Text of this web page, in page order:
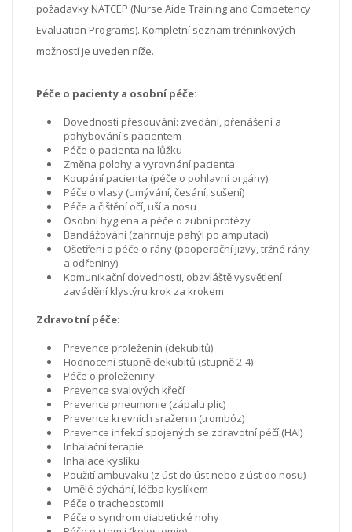
požadavky NATCEP (Nurse Aide Training and Competency
Evaluation Programs). Kompletní seznam tréninkových
možností je uveden níže.
Péče o pacienty a osobní péče:
Dovednosti přesouvání: zvedání, přenášení a
pohybování s pacientem
Péče o pacienta na lůžku
Změna polohy a vyrovnání pacienta
Koupání pacienta (péče o pohlavní orgány)
Péče o vlasy (umývání, česání, sušení)
Péče a čištění očí, uší a nosu
Osobní hygiena a péče o zubní protézy
Bandážování (zahrnuje pahýl po amputaci)
Ošetření a péče o rány (pooperační jizvy, tržné rány
a odřeniny)
Komunikační dovednosti, obzvláště vysvětlení
zavádění klystýru krok za krokem
Zdravotní péče:
Prevence proleženin (dekubitů)
Hodnocení stupně dekubitů (stupně 2-4)
Péče o proleženiny
Prevence svalových křečí
Prevence pneumonie (zápalu plic)
Prevence krevních sraženin (trombóz)
Prevence infekcí spojených se zdravotní péčí (HAI)
Inhalační terapie
Inhalace kyslíku
Použití ambuvaku (z úst do úst nebo z úst do nosu)
Umělé dýchání, léčba kyslíkem
Péče o tracheostomii
Péče o syndrom diabetické nohy